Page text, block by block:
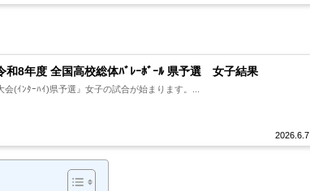
和8年度 全国高校総体ﾊﾞﾚｰﾎﾞｰﾙ 県予選 女子結果
2026.6.7
(ｲﾝﾀｰﾊｲ)県予選』女子の試合が始まります。...